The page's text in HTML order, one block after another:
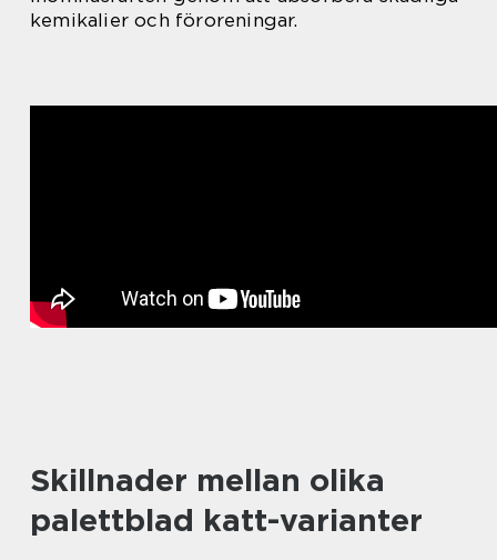
kemikalier och föroreningar.
Skillnader mellan olika
palettblad katt-varianter